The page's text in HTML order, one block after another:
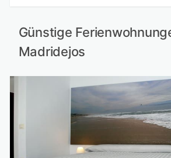
Günstige
Madridejos